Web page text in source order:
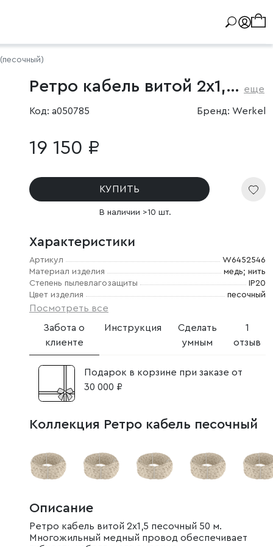
Ретро кабель витой 2х1,5 песочный 50 м еще
Код: a050785 Бренд: Werkel
19 150 ₽
КУПИТЬ
В наличии >10 шт.
Характеристики
Артикул
W6452546
Материал изделия
медь; нить
Степень пылевлагозащиты
IP20
Цвет изделия
песочный
Посмотреть все
Забота о
клиенте
Инструкция
Сделать
умным
1
отзыв
Подарок в корзине при заказе от
30 000 ₽
Коллекция Ретро кабель песочный
Описание
Ретро кабель витой 2х1,5 песочный 50 м.
Многожильный медный провод обеспечивает